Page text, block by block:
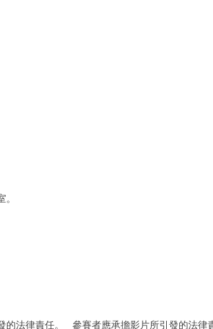
法律責任。
參賽者應承擔影片所引發的法律